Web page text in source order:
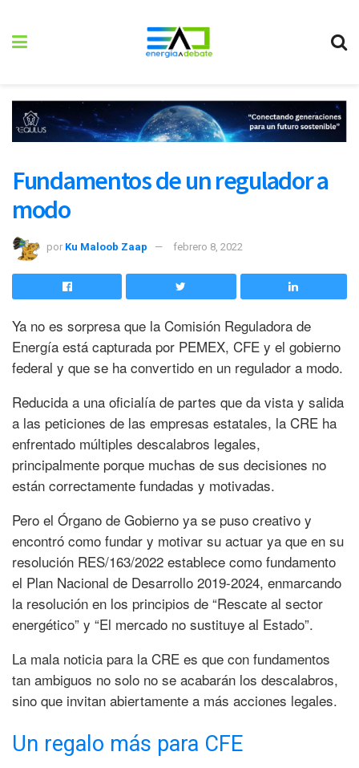
Fundamentos de un regulador a
modo
por Ku Maloob Zaap febrero 8, 2022
Ya no es sorpresa que la Comisión Reguladora de
Energía está capturada por PEMEX, CFE y el gobierno
federal y que se ha convertido en un regulador a modo.
Reducida a una oficialía de partes que da vista y salida
a las peticiones de las empresas estatales, la CRE ha
enfrentado múltiples descalabros legales,
principalmente porque muchas de sus decisiones no
están correctamente fundadas y motivadas.
Pero el Órgano de Gobierno ya se puso creativo y
encontró como fundar y motivar su actuar ya que en su
resolución RES/163/2022 establece como fundamento
el Plan Nacional de Desarrollo 2019-2024, enmarcando
la resolución en los principios de “Rescate al sector
energético” y “El mercado no sustituye al Estado”.
La mala noticia para la CRE es que con fundamentos
tan ambiguos no solo no se acabarán los descalabros,
sino que invitan abiertamente a más acciones legales.
Un regalo más para CFE